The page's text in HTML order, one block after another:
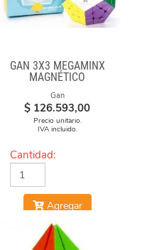
GAN 3X3 MEGAMINX
MAGNÉTICO
Gan
$ 126.593,00
Precio unitario.
IVA incluido.
Cantidad:
Agregar